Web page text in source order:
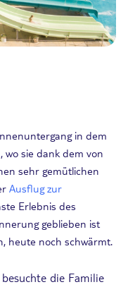
in dem
, wo sie dank dem von
sehr gemütlichen
Ausflug zur
Erlebnis des
geblieben ist
heute noch schwärmt.
die Familie